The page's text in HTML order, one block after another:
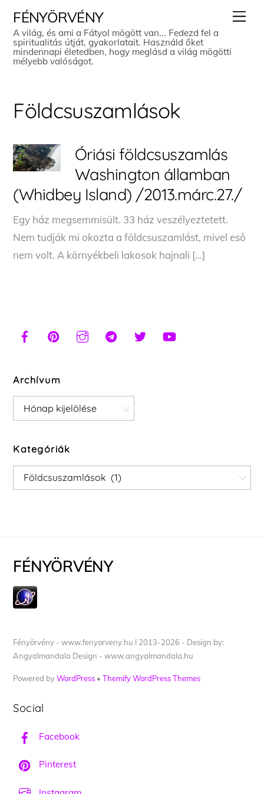
content
FÉNYÖRVÉNY
A világ, és ami a Fátyol mögött van... Fedezd fel a
spiritualitás útját, gyakorlatait. Használd őket
mindennapi életedben, hogy meglásd a világ mögötti
mélyebb valóságot.
Földcsuszamlások
Óriási földcsuszamlás
Washington államban
(Whidbey Island) /2013.márc.27./
Egy ház megsemmisült. 33 ház veszélyeztetett.
Nem tudják mi okozta a földcsuszamlást, mivel eső
nem volt. A környékbeli lakosok hajnali […]
Archívum
Archívum
Kategóriák
Kategóriák
FÉNYÖRVÉNY
Fényörvény - www.fenyorveny.hu I 2013-2026 - Design by:
Angyalmandala Design - www.angyalmandala.hu
Powered byWordPress •Themify WordPress Themes
Social
Facebook
Pinterest